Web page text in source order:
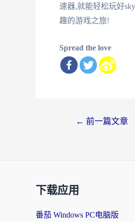
速器,就能轻松玩好
趣的游戏之旅!
Spread the love
← 前一篇文章
下载应用
番茄 Windows PC电脑版